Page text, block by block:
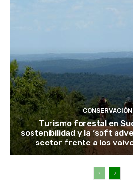
CONSERVACIÓN
Turismo forestal en
sostenibilidad y la ‘soft
sector frente a los